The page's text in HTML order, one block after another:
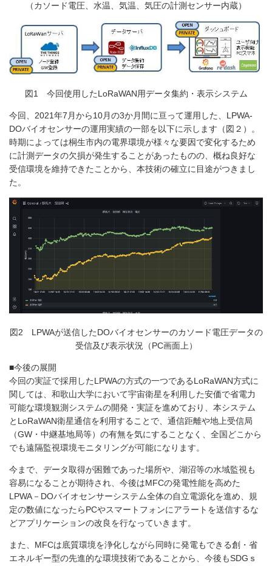
（カソード電圧、水温、気温、気圧の計測センサー内蔵）
図1 今回使用したLoRaWAN用データ集約・表示システム
今回、2021年7月から10月の3か月間に亘って運用した、LPWA-
DOバイオセンサーの運用実績の一部を以下に示します（図２）。
時期によっては桐生市内の電界環境が様々な要因で変化するため
に計測データの欠損が発生することがあったものの、概ね良好な
受信環境を維持できたことから、本技術の確立に目途がつきまし
た。
図2 LPWAが送信したDOバイオセンサーのカソード電圧データの
受信及び表示状況（PC画面上）
■今後の展開
今回の実証で採用したLPWAの方式の一つであるLoRaWAN方式に
関しては、和歌山大学において宇宙衛星を利用した安価で省電力
可能な環境観測システムの開発・実証を進めており、本システム
とLoRaWAN衛星通信を利用することで、通信距離や地上受信局
（GW・中継基地局等）の有無を気にすることなく、全国どこから
でも遠隔監視環境モニタリングが可能になります。
今まで、データ取得が困難であった場所や、湖沼等の水域監視も
容易になることが期待され、今後はMFCの発電性能を高めた
LPWA－DOバイオセンサーシステム全体の自立電源化を進め、規
定の数値になったらPCやスマートフォンにアラートを送信するな
どアプリケーションの改良を行なっていきます。
また、MFCは底質環境を浄化しながら同時に発電もできる創・省
エネルギー型の先進的な環境技術であることから、今後もSDGｓ